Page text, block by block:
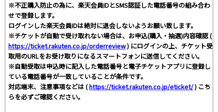
※不正購入防止の為に、楽天会員IDとSMS認証した電話番号の組み合わ
せで登録します。
ログインした楽天会員IDは絶対に退会しないようお願い致します。
※チケットが自動で受け取れない場合は、お申込(購入・抽選)内容確認 (
https://ticket.rakuten.co.jp/orderreview) にログインの上、チケット受
取用のURLをお受け取りになるスマートフォンに送信してください。
※自動受取は申込時に記入した電話番号と電子チケットアプリに登録し
ている電話番号が一致していることが条件です。
対応端末、注意事項などは (https://ticket.rakuten.co.jp/eticket/) こち
らを必ずご確認ください。